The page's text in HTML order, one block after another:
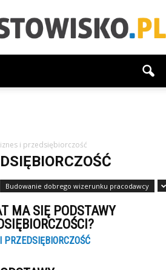
i przedsiębiorczość
Budowanie dobrego wizerunku pracodawcy
MA SIĘ PODSTAWY
PRZEDSIĘBIORCZOŚĆ